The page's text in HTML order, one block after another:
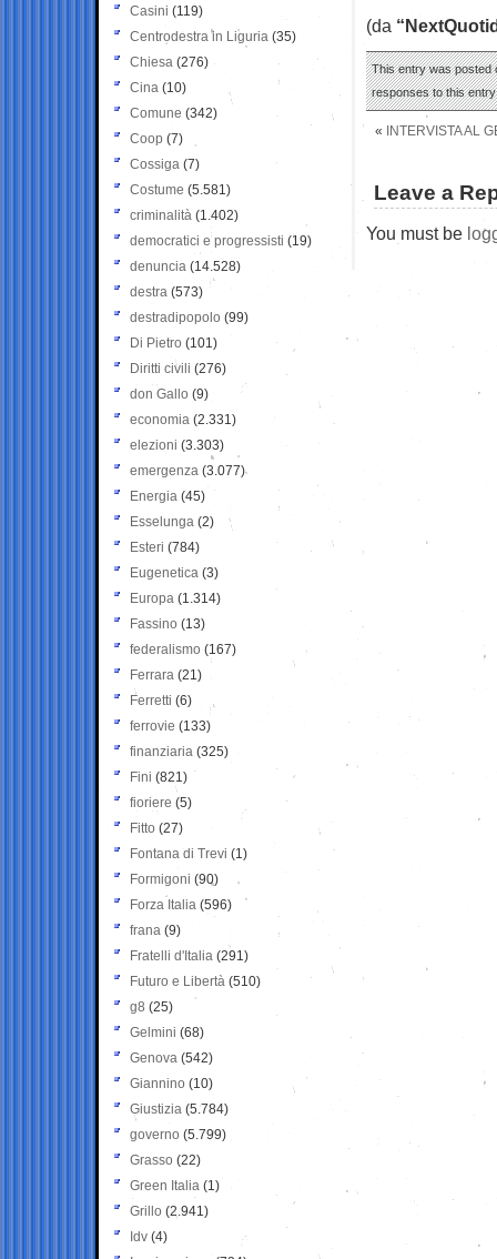
(da
This entry was posted
responses to this
« INTERVISTA AL
Leave a
You must be
Casini (119)
Centrodestra in Liguria (35)
Chiesa (276)
Cina (10)
Comune (342)
Coop (7)
Cossiga (7)
Costume (5.581)
criminalità (1.402)
democratici e progressisti (19)
denuncia (14.528)
destra (573)
destradipopolo (99)
Di Pietro (101)
Diritti civili (276)
don Gallo (9)
economia (2.331)
elezioni (3.303)
emergenza (3.077)
Energia (45)
Esselunga (2)
Esteri (784)
Eugenetica (3)
Europa (1.314)
Fassino (13)
federalismo (167)
Ferrara (21)
Ferretti (6)
ferrovie (133)
finanziaria (325)
Fini (821)
fioriere (5)
Fitto (27)
Fontana di Trevi (1)
Formigoni (90)
Forza Italia (596)
frana (9)
Fratelli d'Italia (291)
Futuro e Libertà (510)
g8 (25)
Gelmini (68)
Genova (542)
Giannino (10)
Giustizia (5.784)
governo (5.799)
Grasso (22)
Green Italia (1)
Grillo (2.941)
Idv (4)